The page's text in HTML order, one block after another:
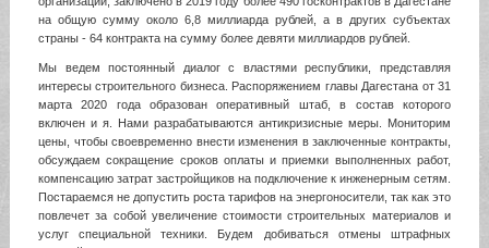
на общую сумму около 6,8 миллиарда рублей, а в других субъектах
страны - 64 контракта на сумму более девяти миллиардов рублей.
Мы ведем постоянный диалог с властями республики, представляя
интересы строительного бизнеса. Распоряжением главы Дагестана от 31
марта 2020 года образован оперативный штаб, в состав которого
включен и я. Нами разрабатываются антикризисные меры. Мониторим
цены, чтобы своевременно внести изменения в заключенные контракты,
обсуждаем сокращение сроков оплаты и приемки выполненных работ,
компенсацию затрат застройщиков на подключение к инженерным сетям.
Постараемся не допустить роста тарифов на энергоносители, так как это
повлечет за собой увеличение стоимости строительных материалов и
услуг специальной техники. Будем добиваться отмены штрафных